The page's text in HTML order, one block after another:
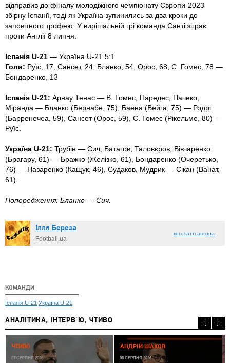
відправив до фіналу молодіжного чемпіонату Європи-2023
збірну Іспанії, тоді як Україна зупинились за два кроки до
заповітного трофею. У вирішальній грі команда Санті зіграє
проти Англії 8 липня.
Іспанія U-21 — Україна U-21 5:1
Голи: Руїс, 17, Сансет, 24, Бланко, 54, Орос, 68, С. Гомес, 78 —
Бондаренко, 13
Іспанія U-21: Арнау Тенас — В. Гомес, Паредес, Пачеко,
Міранда — Бланко (Бернабе, 75), Баена (Вейга, 75) — Родрі
(Барренечеа, 59), Сансет (Орос, 59), С. Гомес (Рікельме, 80) —
Руїс.
Україна U-21: Трубін — Сич, Батагов, Таловєров, Вівчаренко
(Брагару, 61) — Бражко (Желізко, 61), Бондаренко (Очеретько,
76) — Назаренко (Кащук, 46), Судаков, Мудрик — Сікан (Ванат,
61).
Попередження: Бланко — Сич.
Ілля Береза
Football.ua
всі статті автора
КОМАНДИ
Іспанія U-21 Україна U-21
АНАЛІТИКА, ІНТЕРВ'Ю, ЧТИВО
ЧТИВО
07 СЕРПНЯ 2026
АНДРІЙ ШАХОВ
05 СЕРПНЯ 2026